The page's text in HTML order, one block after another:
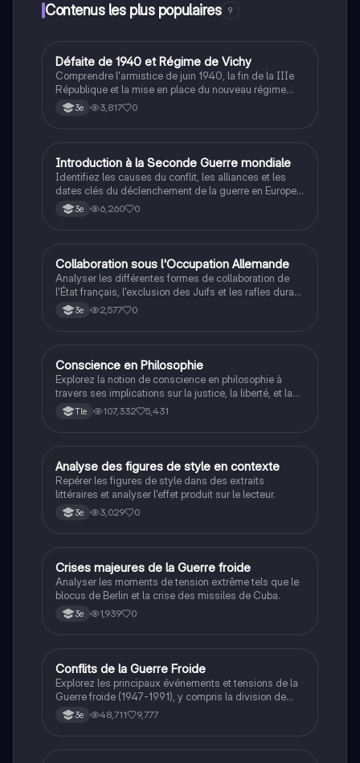
Contenus les plus populaires 9
DHistoire
Défaite de 1940 et Régime de Vichy
Comprendre l'armistice de juin 1940, la fin de la IIIe
République et la mise en place du nouveau régime
autoritaire de Philippe Pétain.
3e 3,817 0
IHistoire
Introduction à la Seconde Guerre mondiale
Identifiez les causes du conflit, les alliances et les
dates clés du déclenchement de la guerre en Europe
et dans le Pacifique.
3e 6,260 0
CHistoire
Collaboration sous l'Occupation Allemande
Analyser les différentes formes de collaboration de
l'État français, l'exclusion des Juifs et les rafles durant
la Seconde Guerre mondiale.
3e 2,577 0
Philosophie
Conscience en Philosophie
Explorez la notion de conscience en philosophie à
travers ses implications sur la justice, la liberté, et la
connaissance. Cette fiche de révision aborde les
débats philosophiques sur la conscience, le cogito, et
étudiants en philosophie cherchant à approfondir leur
compréhension des enjeux éthiques et existentiels.
Tle 107,332 5,431
AFrançais
Analyse des figures de style en contexte
Repérer les figures de style dans des extraits
littéraires et analyser l'effet produit sur le lecteur.
3e 3,029 0
CHistoire
Crises majeures de la Guerre froide
Analyser les moments de tension extrême tels que le
blocus de Berlin et la crise des missiles de Cuba.
3e 1,939 0
Histoire
Conflits de la Guerre Froide
Explorez les principaux événements et tensions de la
Guerre froide (1947-1991), y compris la division de
l'Allemagne, la crise de Cuba, la guerre du Vietnam, et
la course à l'espace. Cette fiche de révision couvre les
3e 48,711 9,777